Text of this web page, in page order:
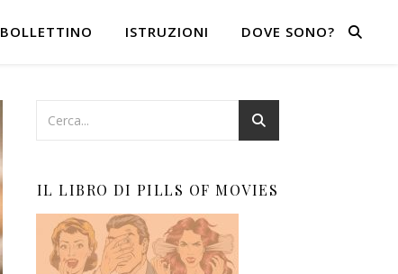
BOLLETTINO ISTRUZIONI DOVE SONO?
IL LIBRO DI PILLS OF MOVIES